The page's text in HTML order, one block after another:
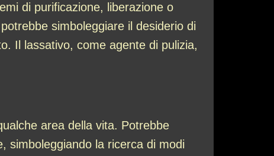
di purificazione, liberazione o
simboleggiare il desiderio di
Il lassativo, come agente di pulizia,
area della vita. Potrebbe
simboleggiando la ricerca di modi